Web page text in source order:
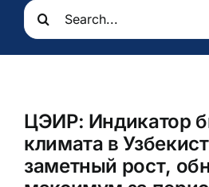
Наши
Консульские
Search
for:
ЦЭИР: Индикатор
климата в
заметный рост,